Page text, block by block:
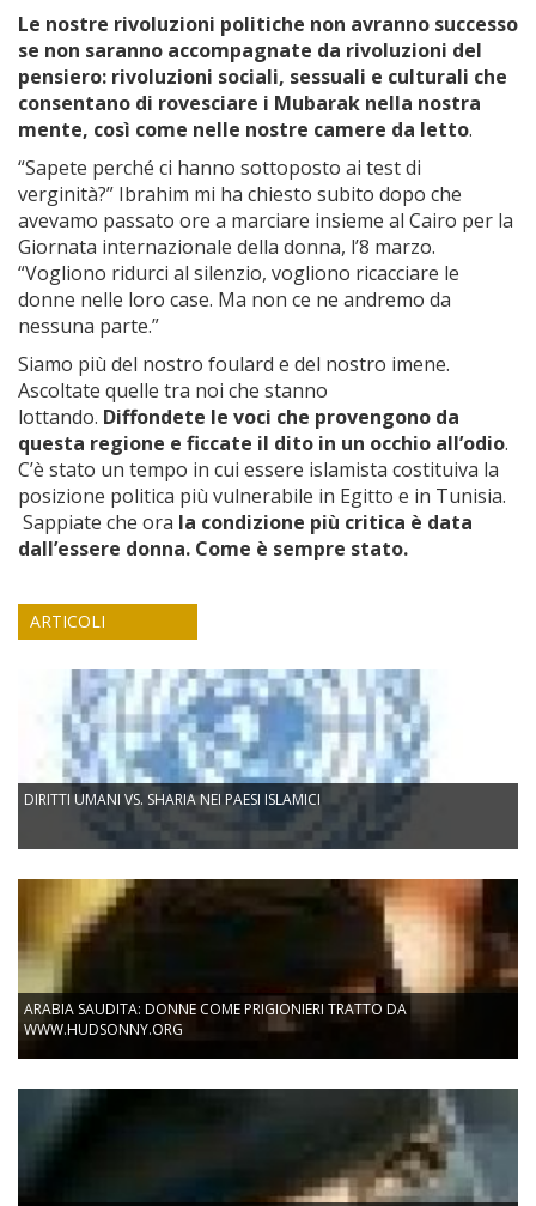
Le nostre rivoluzioni politiche non avranno successo
se non saranno accompagnate da rivoluzioni del
pensiero: rivoluzioni sociali, sessuali e culturali che
consentano di rovesciare i Mubarak nella nostra
mente, così come nelle nostre camere da letto.
“Sapete perché ci hanno sottoposto ai test di
verginità?” Ibrahim mi ha chiesto subito dopo che
avevamo passato ore a marciare insieme al Cairo per la
Giornata internazionale della donna, l’8 marzo.
“Vogliono ridurci al silenzio, vogliono ricacciare le
donne nelle loro case. Ma non ce ne andremo da
nessuna parte.”
Siamo più del nostro foulard e del nostro imene.
Ascoltate quelle tra noi che stanno
lottando. Diffondete le voci che provengono da
questa regione e ficcate il dito in un occhio all’odio.
C’è stato un tempo in cui essere islamista costituiva la
posizione politica più vulnerabile in Egitto e in Tunisia.
Sappiate che ora la condizione più critica è data
dall’essere donna. Come è sempre stato.
ARTICOLI
DIRITTI UMANI VS. SHARIA NEI PAESI ISLAMICI
ARABIA SAUDITA: DONNE COME PRIGIONIERI TRATTO DA
WWW.HUDSONNY.ORG